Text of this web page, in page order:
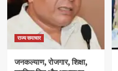
राज्य समाचार
जनकल्याण, रोजगार, शिक्षा,